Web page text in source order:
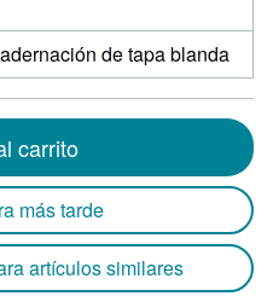
de tapa blanda
carrito
más tarde
artículos similares